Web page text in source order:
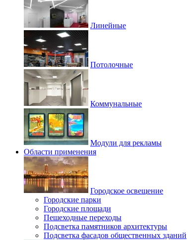
Линейные
Потолочные
Коммунальные
Модули для рекламы
Области применения
Городское освещение
Городские парки
Городские площади
Пешеходные переходы
Подсветка памятников архитектуры
Подсветка фасадов общественных зданий